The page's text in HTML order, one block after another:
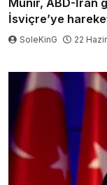
İsviçre’ye
SoleKinG 22